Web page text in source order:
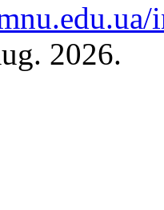
2026.